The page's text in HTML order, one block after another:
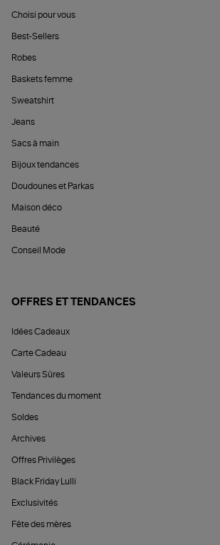
Choisi pour vous
Best-Sellers
Robes
Baskets femme
Sweatshirt
Jeans
Sacs à main
Bijoux tendances
Doudounes et Parkas
Maison déco
Beauté
Conseil Mode
OFFRES ET TENDANCES
Idées Cadeaux
Carte Cadeau
Valeurs Sûres
Tendances du moment
Soldes
Archives
Offres Privilèges
Black Friday Lulli
Exclusivités
Fête des mères